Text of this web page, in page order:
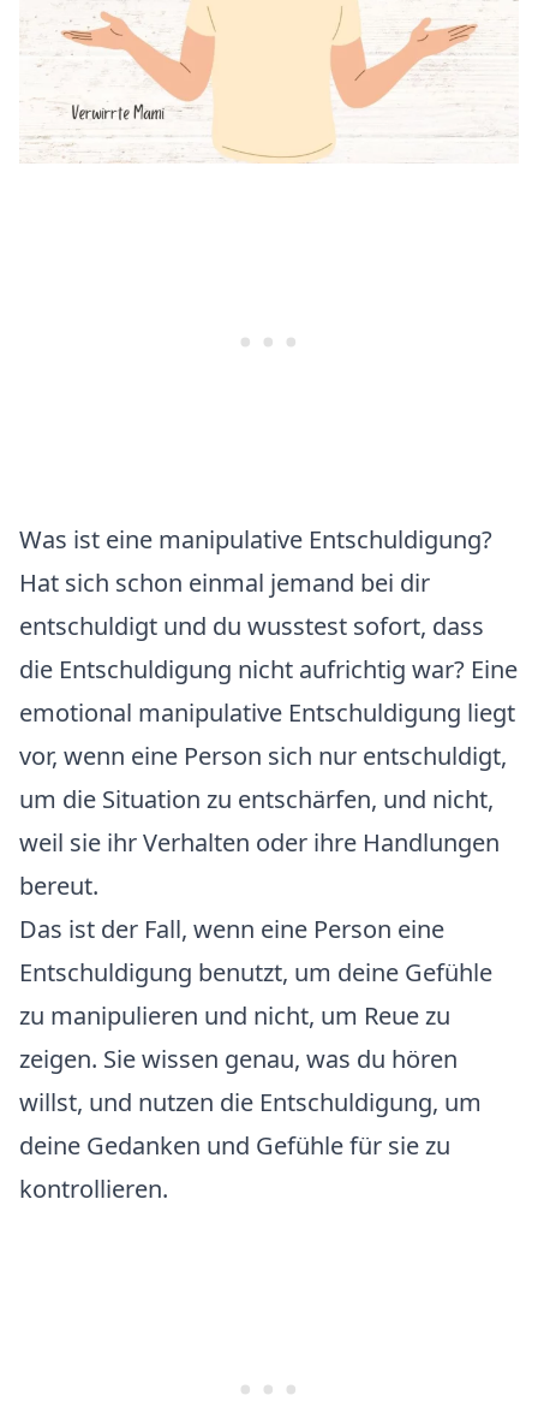
Was ist eine manipulative Entschuldigung?
Hat sich schon einmal jemand bei dir
entschuldigt und du wusstest sofort, dass
die Entschuldigung nicht aufrichtig war? Eine
emotional manipulative Entschuldigung liegt
vor, wenn eine Person sich nur entschuldigt,
um die Situation zu entschärfen, und nicht,
weil sie ihr Verhalten oder ihre Handlungen
bereut.
Das ist der Fall, wenn eine Person eine
Entschuldigung benutzt, um deine Gefühle
zu manipulieren und nicht, um Reue zu
zeigen. Sie wissen genau, was du hören
willst, und nutzen die Entschuldigung, um
deine Gedanken und Gefühle für sie zu
kontrollieren.